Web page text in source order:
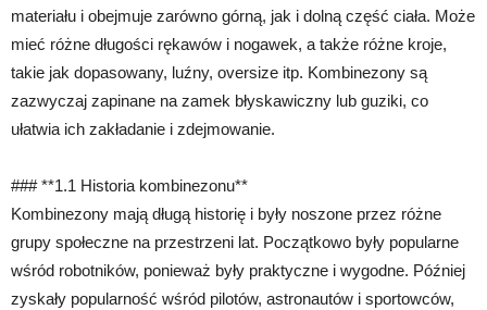
materiału i obejmuje zarówno górną, jak i dolną część ciała. Może
mieć różne długości rękawów i nogawek, a także różne kroje,
takie jak dopasowany, luźny, oversize itp. Kombinezony są
zazwyczaj zapinane na zamek błyskawiczny lub guziki, co
ułatwia ich zakładanie i zdejmowanie.
### **1.1 Historia kombinezonu**
Kombinezony mają długą historię i były noszone przez różne
grupy społeczne na przestrzeni lat. Początkowo były popularne
wśród robotników, ponieważ były praktyczne i wygodne. Później
zyskały popularność wśród pilotów, astronautów i sportowców,